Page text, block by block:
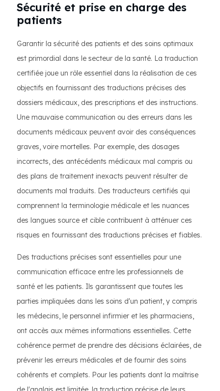
Sécurité et prise en charge des
patients
Garantir la sécurité des patients et des soins optimaux
est primordial dans le secteur de la santé. La traduction
certifiée joue un rôle essentiel dans la réalisation de ces
objectifs en fournissant des traductions précises des
dossiers médicaux, des prescriptions et des instructions.
Une mauvaise communication ou des erreurs dans les
documents médicaux peuvent avoir des conséquences
graves, voire mortelles. Par exemple, des dosages
incorrects, des antécédents médicaux mal compris ou
des plans de traitement inexacts peuvent résulter de
documents mal traduits. Des traducteurs certifiés qui
comprennent la terminologie médicale et les nuances
des langues source et cible contribuent à atténuer ces
risques en fournissant des traductions précises et fiables.
Des traductions précises sont essentielles pour une
communication efficace entre les professionnels de
santé et les patients. Ils garantissent que toutes les
parties impliquées dans les soins d'un patient, y compris
les médecins, le personnel infirmier et les pharmaciens,
ont accès aux mêmes informations essentielles. Cette
cohérence permet de prendre des décisions éclairées, de
prévenir les erreurs médicales et de fournir des soins
cohérents et complets. Pour les patients dont la maîtrise